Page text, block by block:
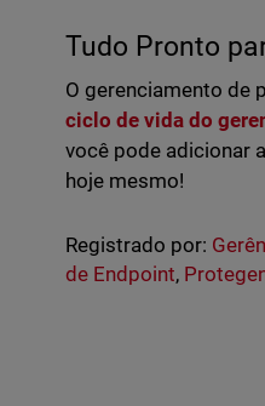
Tudo Pronto
O gerenciamento de
ciclo de vida do
você pode adicionar
hoje mesmo!
Registrado por:
de Endpoint,